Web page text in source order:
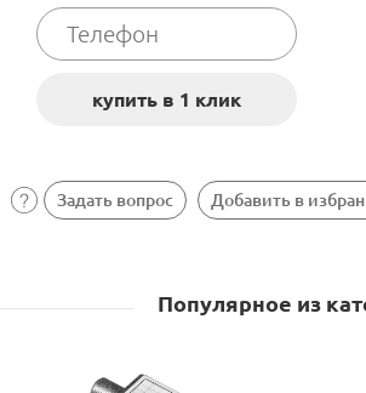
Задать вопрос Добавить в
Популярное из